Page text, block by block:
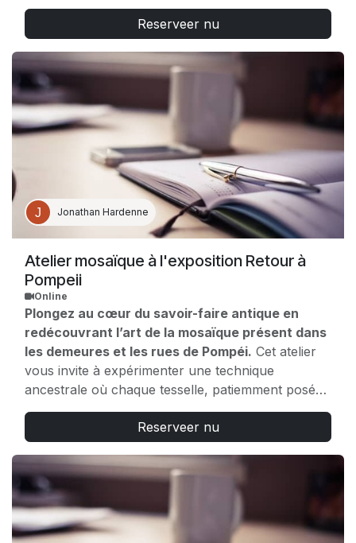
✅
de Bastogne War Rooms en het Bois Jacques.
💡
ARTICLE 27:
€ 1,25 op vertoon van een geldige
bon. Meteen ter plaatse te verkrijgen.
GRATIS TOEGANG
(ter plaatse): ICOM (op vertoon
van een geldige ICOM-kaart), pers (alleen
geaccrediteerde pers) en Riebedebie pass.
PARTNERS & KORTING:bevestig de datum van je
bezoek, klik op 'Heb je een kortingscode?' en voer
receptie van het museum gaan. Mogelijk wordt je
om een bewijsstuk gevraagd. .
Reserveer nu
Jonathan Hardenne
Atelier mosaïque à l'exposition Retour à
Pompeii
Online
Plongez au cœur du savoir-faire antique en
redécouvrant l’art de la mosaïque présent dans
les demeures et les rues de Pompéi. Cet atelier
vous invite à expérimenter une technique
ancestrale où chaque tesselle, patiemment posée,
raconte une histoire.
Reserveer nu